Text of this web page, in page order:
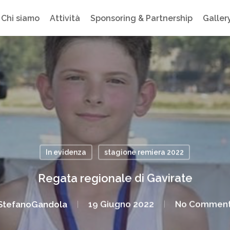
Chi siamo Attività Sponsoring & Partnership
In evidenza stagione remiera 2022
Regata regionale di Gavirate
19 Giugno 2022 No